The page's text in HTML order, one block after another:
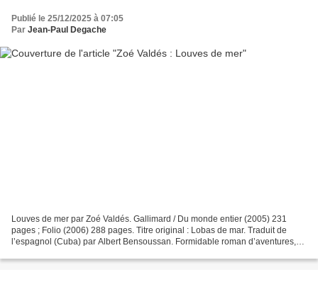
Publié le 25/12/2025 à 07:05
Par Jean-Paul Degache
Louves de mer par Zoé Valdés. Gallimard / Du monde entier (2005) 231
pages ; Folio (2006) 288 pages. Titre original : Lobas de mar. Traduit de
l’espagnol (Cuba) par Albert Bensoussan. Formidable roman d’aventures,